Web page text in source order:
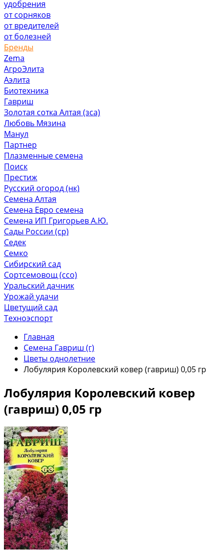
удобрения
от сорняков
от вредителей
от болезней
Бренды
Zema
АгроЭлита
Аэлита
Биотехника
Гавриш
Золотая сотка Алтая (зса)
Любовь Мязина
Манул
Партнер
Плазменные семена
Поиск
Престиж
Русский огород (нк)
Семена Алтая
Семена Евро семена
Семена ИП Григорьев А.Ю.
Сады России (ср)
Седек
Семко
Сибирский сад
Сортсемовощ (ссо)
Уральский дачник
Урожай удачи
Цветущий сад
Техноэспорт
Главная
Семена Гавриш (г)
Цветы однолетние
Лобулярия Королевский ковер (гавриш) 0,05 гр
Лобулярия Королевский ковер
(гавриш) 0,05 гр